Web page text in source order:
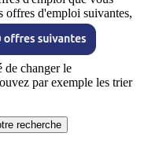
offres d'emploi suivantes,
de changer le
par exemple les trier
recherche